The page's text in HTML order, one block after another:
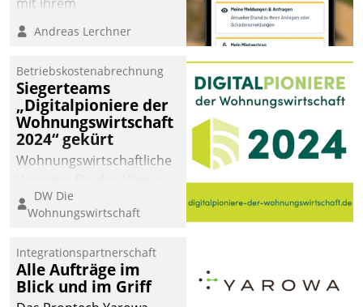
Wohnungsunternehmen
kommunizieren, auf dem
einsehen und ändern
oder
Schadensmeldungen
abgeben – rund um die
Uhr.
Andreas Lerchner
Betriebskostenabrechnung
Siegerteams
„Digitalpioniere der
Wohnungswirtschaft
2024“ gekürt
Wohnungswirtschaftliche
eine digitale Zukunft zu
finden, ist das Ziel des
der
Wohnungswirtschaft“.
Bewerben können sich
DW Die
Wohnungswirtschaft
Integrationspartnerschaft
Alle Aufträge im
Blick und im Griff